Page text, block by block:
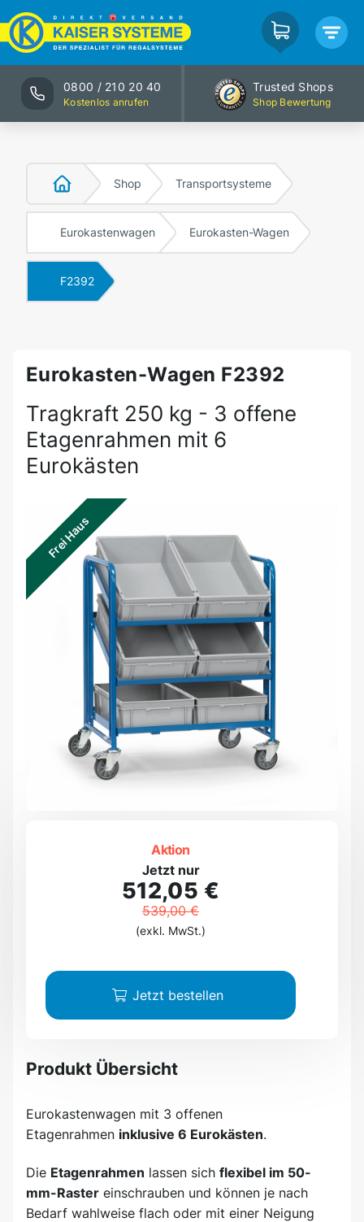
0800 / 210 20 40
Kostenlos anrufen
Trusted Shops
Shop Bewertung
Shop Transportsysteme
Eurokastenwagen Eurokasten-Wagen
F2392
Eurokasten-Wagen F2392
Tragkraft 250 kg - 3 offene
Etagenrahmen mit 6
Eurokästen
Frei Haus
Aktion
Jetzt nur
512,05 €
539,00 €
(exkl. MwSt.)
Jetzt bestellen
Produkt Übersicht
Eurokastenwagen mit 3 offenen
Etagenrahmen inklusive 6 Eurokästen.
Die Etagenrahmen lassen sich flexibel im 50-
mm-Raster einschrauben und können je nach
Bedarf wahlweise flach oder mit einer Neigung